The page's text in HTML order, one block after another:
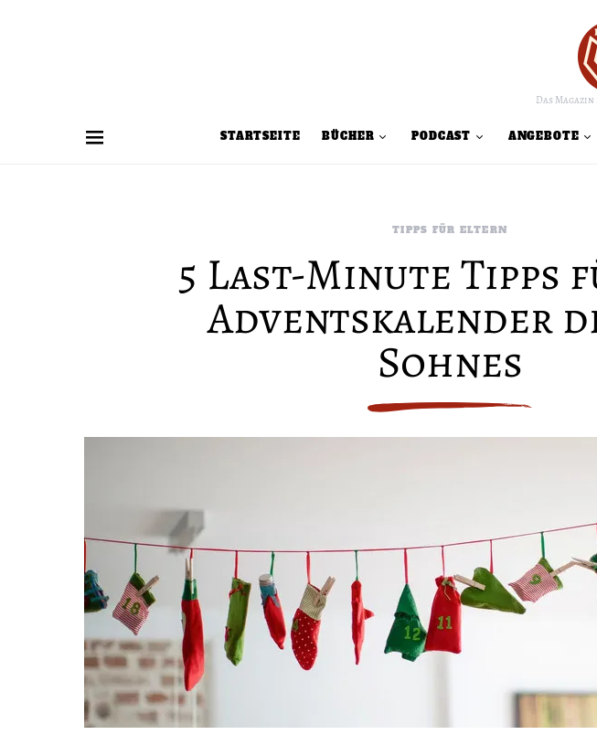
Das
STARTSEITE BÜCHER PODCAST ANGEBOTE
TIPPS FÜR ELTERN
5 Last-Minute Tipps
Adventskalender
Sohnes